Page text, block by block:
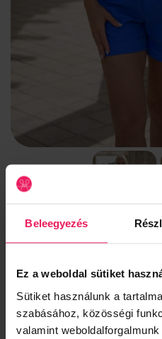
Beleegyezés
Ez a weboldal sütiket
Sütiket használunk a
szabásához, közösségi
valamint
Kék színű